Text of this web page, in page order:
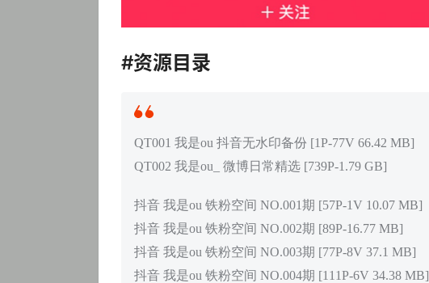
#资源目录
QT001 我是ou 抖音无水印备份 [1P-77V 66.42 MB]
QT002 我是ou_ 微博日常精选 [739P-1.79 GB]
抖音 我是ou 铁粉空间 NO.001期 [57P-1V 10.07 MB]
抖音 我是ou 铁粉空间 NO.002期 [89P-16.77 MB]
抖音 我是ou 铁粉空间 NO.003期 [77P-8V 37.1 MB]
抖音 我是ou 铁粉空间 NO.004期 [111P-6V 34.38 MB]